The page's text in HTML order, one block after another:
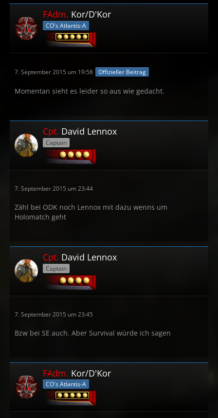
FAdm. Kor/D'Kor
CO's Atlantis-A
7. September 2015 um 19:58 Offizieller Beitrag
Momentan sieht es leider so aus wie gedacht.
Cpt. David Lennox
Captain
7. September 2015 um 23:44
Zähl bei ODK noch Lennox mit dazu wenns um
Holomatch geht
Cpt. David Lennox
Captain
7. September 2015 um 23:45
Bzw bei SE auch. Aber Survival würde ich sagen
FAdm. Kor/D'Kor
CO's Atlantis-A